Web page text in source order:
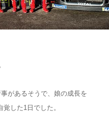
があるそうで、娘の成長を
した1日でした。